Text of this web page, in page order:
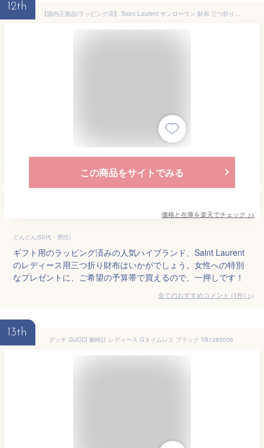
12th
【国内正規品/ラッピング済】 Saint Laurent サンローラン 財布 三つ折り モノグラム オリガミ タイニーウォレット キルティング グレインレザー 668274BOWA11000 ブラック メンズ レディース ブランド 正規品 新品 ギフト プレゼント 女性 男性 誕生日 ミニ財布 コンパクト
この商品をサイトでみる
価格と在庫を楽天でチェック >>
どんどん(50代・男性)
ギフト用のラッピング済みの人気ハイブランド、Saint Laurent
のレディース用三つ折り財布はいかがでしょう。女性への特別
なプレゼントに、ご希望の予算帯で買えるので、一押しです！
全てのおすすめコメント (1件) >
13th
グッチ GUCCI 腕時計 レディース Gタイムレス ブラック YA1265006